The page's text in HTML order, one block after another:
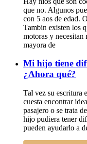
que no. Algunos
con 5 aos de edad.
Tambin existen los
motoras y
mayora de
Mi hijo tiene
¿Ahora qué?
Tal vez su escritura
cuesta encontrar
pasajero o se trata
hijo pudiera tener
pueden ayudarlo a